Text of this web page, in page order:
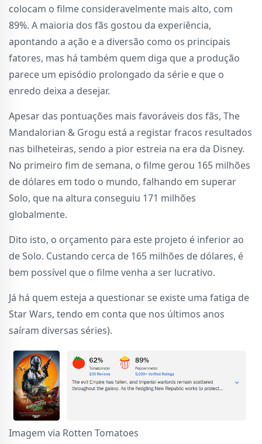
colocam o filme consideravelmente mais alto, com
89%. A maioria dos fãs gostou da experiência,
apontando a ação e a diversão como os principais
fatores, mas há também quem diga que a produção
parece um episódio prolongado da série e que o
enredo deixa a desejar.
Apesar das pontuações mais favoráveis dos fãs, The
Mandalorian & Grogu está a registar fracos resultados
nas bilheteiras, sendo a pior estreia na era da Disney.
No primeiro fim de semana, o filme gerou 165 milhões
de dólares em todo o mundo, falhando em superar
Solo, que na altura conseguiu 171 milhões
globalmente.
Dito isto, o orçamento para este projeto é inferior ao
de Solo. Custando cerca de 165 milhões de dólares, é
bem possível que o filme venha a ser lucrativo.
Já há quem esteja a questionar se existe uma fatiga de
Star Wars, tendo em conta que nos últimos anos
saíram diversas séries).
Imagem via Rotten Tomatoes